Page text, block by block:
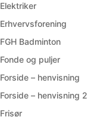
Elektriker
Erhvervsforening
FGH Badminton
Fonde og puljer
Forside – henvisning
Forside – henvisning 2
Frisør